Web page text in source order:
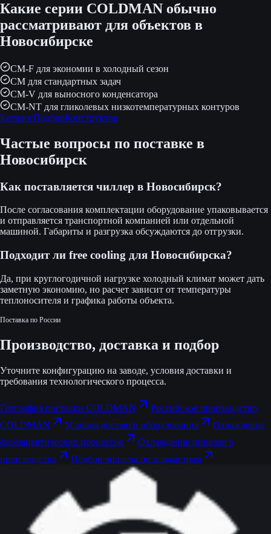
Какие серии COLDMAN обычно
рассматривают для объектов в
Новосибирске
CM-F для экономии в холодный сезон
CM для стандартных задач
CM-V для выносного конденсатора
CM-NT для гликолевых низкотемпературных контуров
КаталогПодборКонструктор
Частые вопросы по поставке в
Новосибирск
Как поставляется чиллер в Новосибирск?
После согласования комплектации оборудование упаковывается
и отправляется транспортной компанией или отдельной
машиной. Габариты и разгрузка обсуждаются до отгрузки.
Подходит ли free cooling для Новосибирска?
Да, при круглогодичной нагрузке холодный климат может дать
заметную экономию, но расчет зависит от температуры
теплоносителя и графика работы объекта.
Поставка по России
Производство, доставка и подбор
Уточните конфигурацию на заводе, условия доставки и
требования технологического процесса.
География поставки COLDMAN
Российское производство
COLDMAN
Условия доставки оборудования
Охлаждение
фармацевтических процессов
Охлаждение пищевого
производства
Подбор чиллера по параметрам